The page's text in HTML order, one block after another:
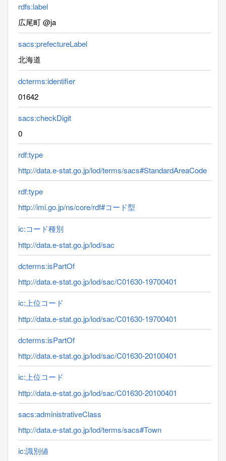
rdfs:label
広尾町 @ja
sacs:prefectureLabel
北海道
dcterms:identifier
01642
sacs:checkDigit
0
rdf:type
http://data.e-stat.go.jp/lod/terms/sacs#StandardAreaCode
rdf:type
http://imi.go.jp/ns/core/rdf#コード型
ic:コード種別
http://data.e-stat.go.jp/lod/sac
dcterms:isPartOf
http://data.e-stat.go.jp/lod/sac/C01630-19700401
ic:上位コード
http://data.e-stat.go.jp/lod/sac/C01630-19700401
dcterms:isPartOf
http://data.e-stat.go.jp/lod/sac/C01630-20100401
ic:上位コード
http://data.e-stat.go.jp/lod/sac/C01630-20100401
sacs:administrativeClass
http://data.e-stat.go.jp/lod/terms/sacs#Town
ic:識別値